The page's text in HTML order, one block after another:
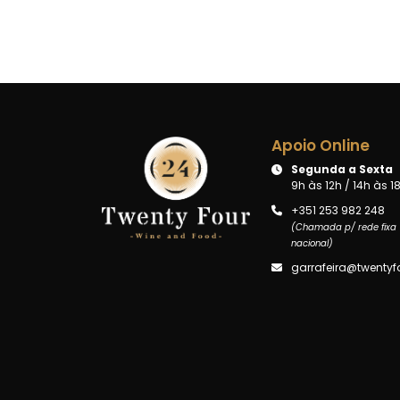
Apoio Online
Segunda a Sexta
9h às 12h / 14h às
+351 253 982 248
(Chamada p/ rede fixa
nacional)